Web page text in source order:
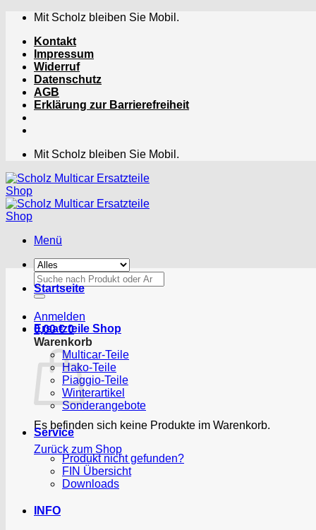
Zum
springen
Mit Scholz bleiben Sie Mobil.
Kontakt
Impressum
Widerruf
Datenschutz
AGB
Erklärung zur Barrierefreiheit
Mit Scholz bleiben Sie Mobil.
Menü
Suchen
nach:
Anmelden
0,00€ 0
Warenkorb
Es befinden sich keine Produkte im Warenkorb.
Zurück zum Shop
Startseite
Ersatzteile Shop
Multicar-Teile
Hako-Teile
Piaggio-Teile
Winterartikel
Sonderangebote
Service
Produkt nicht gefunden?
FIN Übersicht
Downloads
INFO